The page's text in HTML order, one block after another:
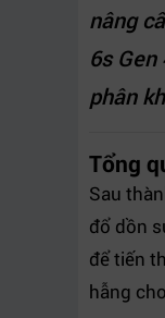
nâng
6s
phân
Tổng
Sau
đổ dồn
để tiến
hẫng